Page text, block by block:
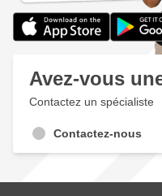
Avez-vous
Contactez un spécialiste
Contactez-nous